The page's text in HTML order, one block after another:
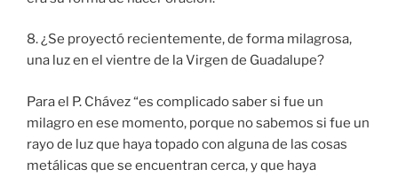
8. ¿Se proyectó recientemente, de forma milagrosa,
una luz en el vientre de la Virgen de Guadalupe?
Para el P. Chávez “es complicado saber si fue un
milagro en ese momento, porque no sabemos si fue un
rayo de luz que haya topado con alguna de las cosas
metálicas que se encuentran cerca, y que haya